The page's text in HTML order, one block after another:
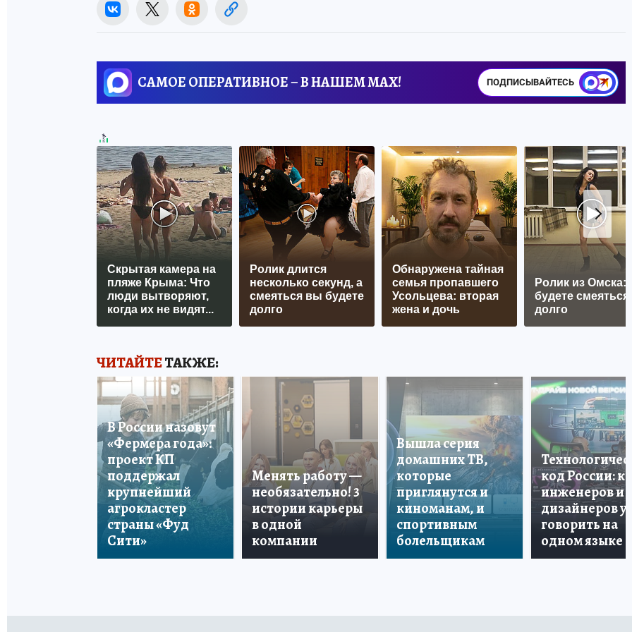
САМОЕ ОПЕРАТИВНОЕ – В НАШЕМ MAX! ПОДПИСЫВАЙТЕСЬ
Скрытая камера на
пляже Крыма: Что
люди вытворяют,
когда их не видят...
Ролик длится
несколько секунд, а
смеяться вы будете
долго
Обнаружена тайная
семья пропавшего
Усольцева: вторая
жена и дочь
Ролик из Омска:
будете смеяться
долго
ЧИТАЙТЕТАКЖЕ:
В России назовут
«Фермера года»:
проект КП
поддержал
крупнейший
агрокластер
страны «Фуд
Сити»
Менять работу —
необязательно! 3
истории карьеры
в одной
компании
Вышла серия
домашних ТВ,
которые
приглянутся и
киноманам, и
спортивным
болельщикам
код России: как
инженеров и
дизайнеров
говорить на
одном языке